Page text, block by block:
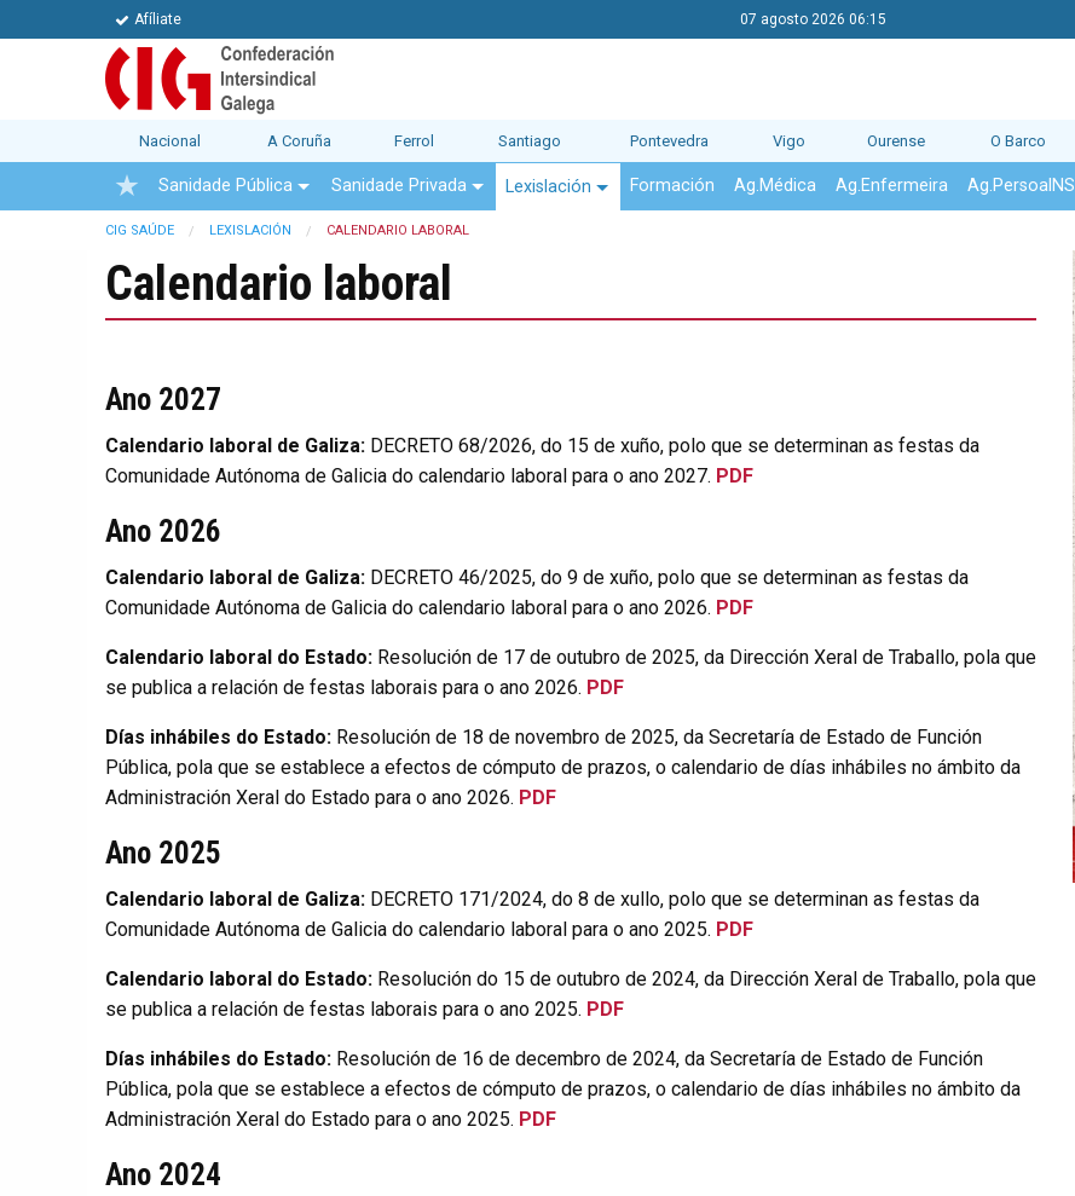
Afíliate 07 agosto 2026 06:15
Nacional A Coruña Ferrol Santiago Pontevedra Vigo Ourense O Barco
Sanidade Pública Sanidade Privada Lexislación Formación Ag.Médica Ag.Enfermeira Ag.PersoalNS
CIG SAÚDE LEXISLACIÓN CALENDARIO LABORAL
Calendario laboral
Ano 2027
Calendario laboral de Galiza: DECRETO 68/2026, do 15 de xuño, polo que se determinan as festas da
Comunidade Autónoma de Galicia do calendario laboral para o ano 2027. PDF
Ano 2026
Calendario laboral de Galiza: DECRETO 46/2025, do 9 de xuño, polo que se determinan as festas da
Comunidade Autónoma de Galicia do calendario laboral para o ano 2026. PDF
Calendario laboral do Estado: Resolución de 17 de outubro de 2025, da Dirección Xeral de Traballo, pola que
se publica a relación de festas laborais para o ano 2026. PDF
Días inhábiles do Estado: Resolución de 18 de novembro de 2025, da Secretaría de Estado de Función
Pública, pola que se establece a efectos de cómputo de prazos, o calendario de días inhábiles no ámbito da
Administración Xeral do Estado para o ano 2026. PDF
Ano 2025
Calendario laboral de Galiza: DECRETO 171/2024, do 8 de xullo, polo que se determinan as festas da
Comunidade Autónoma de Galicia do calendario laboral para o ano 2025. PDF
Calendario laboral do Estado: Resolución do 15 de outubro de 2024, da Dirección Xeral de Traballo, pola que
se publica a relación de festas laborais para o ano 2025. PDF
Días inhábiles do Estado: Resolución de 16 de decembro de 2024, da Secretaría de Estado de Función
Pública, pola que se establece a efectos de cómputo de prazos, o calendario de días inhábiles no ámbito da
Administración Xeral do Estado para o ano 2025. PDF
Ano 2024